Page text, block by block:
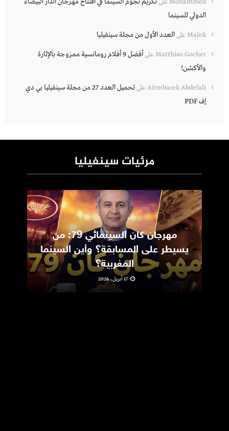
الدولي للسينما
Malek علىالعدد الأول من مجلة سينفيليا
Matthias Gocher على
أفضل 9 أفلام رومانسية ممزوجة بالإثارة
والأكشن!
Aitmbarek Abdelali على
تحميل العدد 27 من مجلة سينفيليا بي دي
إف PDF
مرئيات سينفيليا
مهرجان كان السينمائي 79: من
يسيطر على المسابقة؟ وأين السينما
المغربية؟
17 أبريل، 2026